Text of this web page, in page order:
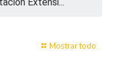
Mostrar todo